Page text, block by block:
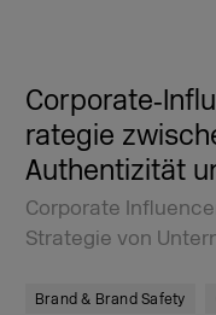
rategie
Authentizität
Corporate
Strategie von
Brand & Brand Safety